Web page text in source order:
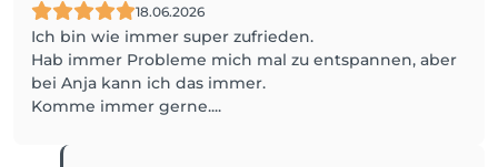
18.06.2026
Ich bin wie immer super zufrieden.
Hab immer Probleme mich mal zu entspannen, aber
bei Anja kann ich das immer.
Komme immer gerne....